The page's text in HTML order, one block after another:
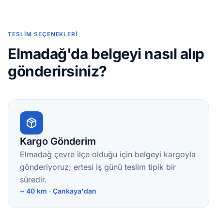
TESLIM SEÇENEKLERI
Elmadağ'da belgeyi nasıl alıp
gönderirsiniz?
Kargo Gönderim
Elmadağ çevre ilçe olduğu için belgeyi kargoyla
gönderiyoruz; ertesi iş günü teslim tipik bir
süredir.
~ 40 km · Çankaya'dan